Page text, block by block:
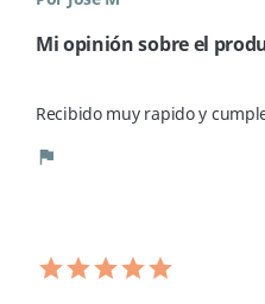
Mi opinión sobre el
Recibido muy rapido y
flag